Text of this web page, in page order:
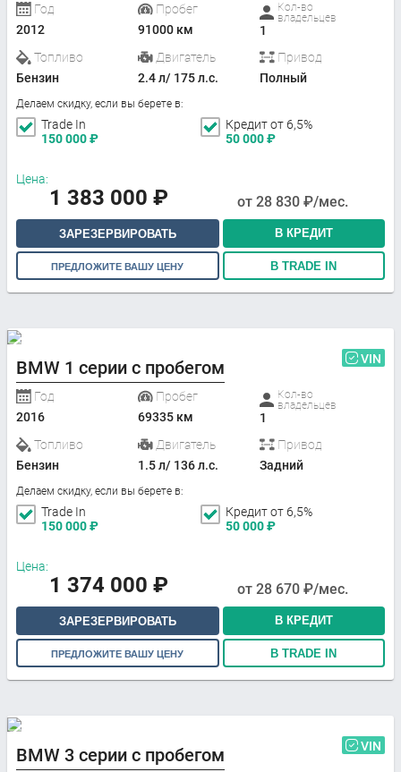
Год
2012
Пробег
91000 км
Кол-во
владельцев
1
Топливо
Бензин
Двигатель
2.4 л/ 175 л.с.
Привод
Полный
Делаем скидку, если вы берете в:
Trade In
150 000₽
Кредит от 6,5%
50 000₽
Цена:
1 383 000 ₽ от 28 830 ₽/мес.
ЗАРЕЗЕРВИРОВАТЬ В КРЕДИТ
ПРЕДЛОЖИТЕ ВАШУ ЦЕНУ В TRADE IN
BMW 1 серии с пробегом VIN
Год
2016
Пробег
69335 км
Кол-во
владельцев
1
Топливо
Бензин
Двигатель
1.5 л/ 136 л.с.
Привод
Задний
Делаем скидку, если вы берете в:
Trade In
150 000₽
Кредит от 6,5%
50 000₽
Цена:
1 374 000 ₽ от 28 670 ₽/мес.
ЗАРЕЗЕРВИРОВАТЬ В КРЕДИТ
ПРЕДЛОЖИТЕ ВАШУ ЦЕНУ В TRADE IN
BMW 3 серии с пробегом VIN